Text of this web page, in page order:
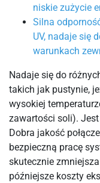
niskie zużycie
Silna
UV, nadaje się
warunkach
Nadaje się do
takich jak pustynie,
wysokiej
zawartości soli). Jest
Dobra jakość
bezpieczną pracę
skutecznie
późniejsze koszty